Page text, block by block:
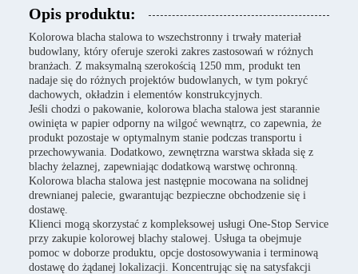
Opis produktu:
Kolorowa blacha stalowa to wszechstronny i trwały materiał
budowlany, który oferuje szeroki zakres zastosowań w różnych
branżach. Z maksymalną szerokością 1250 mm, produkt ten
nadaje się do różnych projektów budowlanych, w tym pokryć
dachowych, okładzin i elementów konstrukcyjnych.
Jeśli chodzi o pakowanie, kolorowa blacha stalowa jest starannie
owinięta w papier odporny na wilgoć wewnątrz, co zapewnia, że
produkt pozostaje w optymalnym stanie podczas transportu i
przechowywania. Dodatkowo, zewnętrzna warstwa składa się z
blachy żelaznej, zapewniając dodatkową warstwę ochronną.
Kolorowa blacha stalowa jest następnie mocowana na solidnej
drewnianej palecie, gwarantując bezpieczne obchodzenie się i
dostawę.
Klienci mogą skorzystać z kompleksowej usługi One-Stop Service
przy zakupie kolorowej blachy stalowej. Usługa ta obejmuje
pomoc w doborze produktu, opcje dostosowywania i terminową
dostawę do żądanej lokalizacji. Koncentrując się na satysfakcji